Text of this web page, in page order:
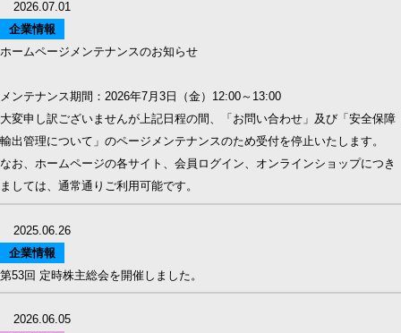
2026.07.01
企業情報
ホームページメンテナンスのお知らせ
メンテナンス期間：2026年7月3日（金）12:00～13:00
大変申し訳ございませんが上記日程の間、「お問い合わせ」及び「安全保障
輸出管理について」のページメンテナンスのため受付を停止いたします。
なお、ホームページの各サイト、会員ログイン、オンラインショップにつき
ましては、通常通りご利用可能です。
2025.06.26
企業情報
第53回 定時株主総会を開催しました。
2026.06.05